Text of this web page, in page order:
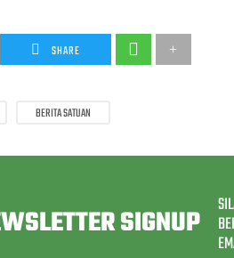
SHARE
BERITA SATUAN
SIGNUP